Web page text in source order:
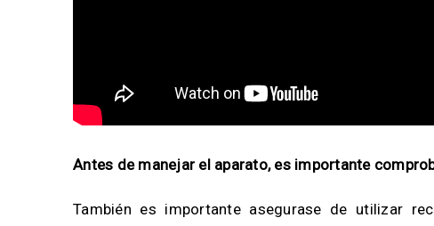
Antes de manejar el aparato, es importante
También es importante asegurase de utilizar